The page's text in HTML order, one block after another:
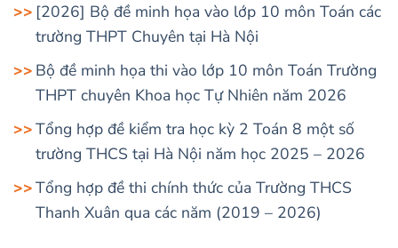
[2026] Bộ đề minh họa vào lớp 10 môn Toán các
trường THPT Chuyên tại Hà Nội
Bộ đề minh họa thi vào lớp 10 môn Toán Trường
THPT chuyên Khoa học Tự Nhiên năm 2026
Tổng hợp đề kiểm tra học kỳ 2 Toán 8 một số
trường THCS tại Hà Nội năm học 2025 – 2026
Tổng hợp đề thi chính thức của Trường THCS
Thanh Xuân qua các năm (2019 – 2026)